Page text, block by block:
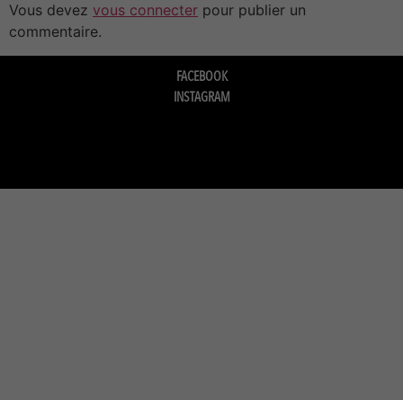
Vous devez vous connecter pour publier un
commentaire.
FACEBOOK
INSTAGRAM